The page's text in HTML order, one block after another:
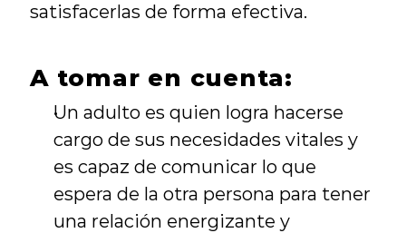
satisfacerlas de forma efectiva.
A tomar en cuenta:
Un adulto es quien logra hacerse
cargo de sus necesidades vitales y
es capaz de comunicar lo que
espera de la otra persona para tener
una relación energizante y